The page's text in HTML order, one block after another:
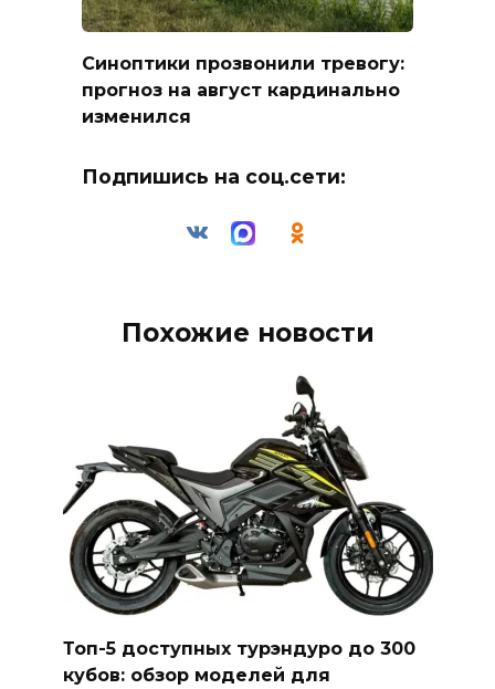
Синоптики прозвонили тревогу:
прогноз на август кардинально
изменился
Подпишись на соц.сети:
Похожие новости
Топ-5 доступных турэндуро до 300
кубов: обзор моделей для